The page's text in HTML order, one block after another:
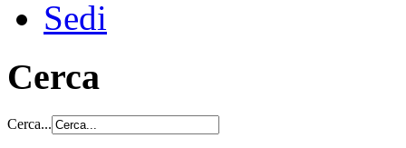
Sedi
Cerca
Cerca...